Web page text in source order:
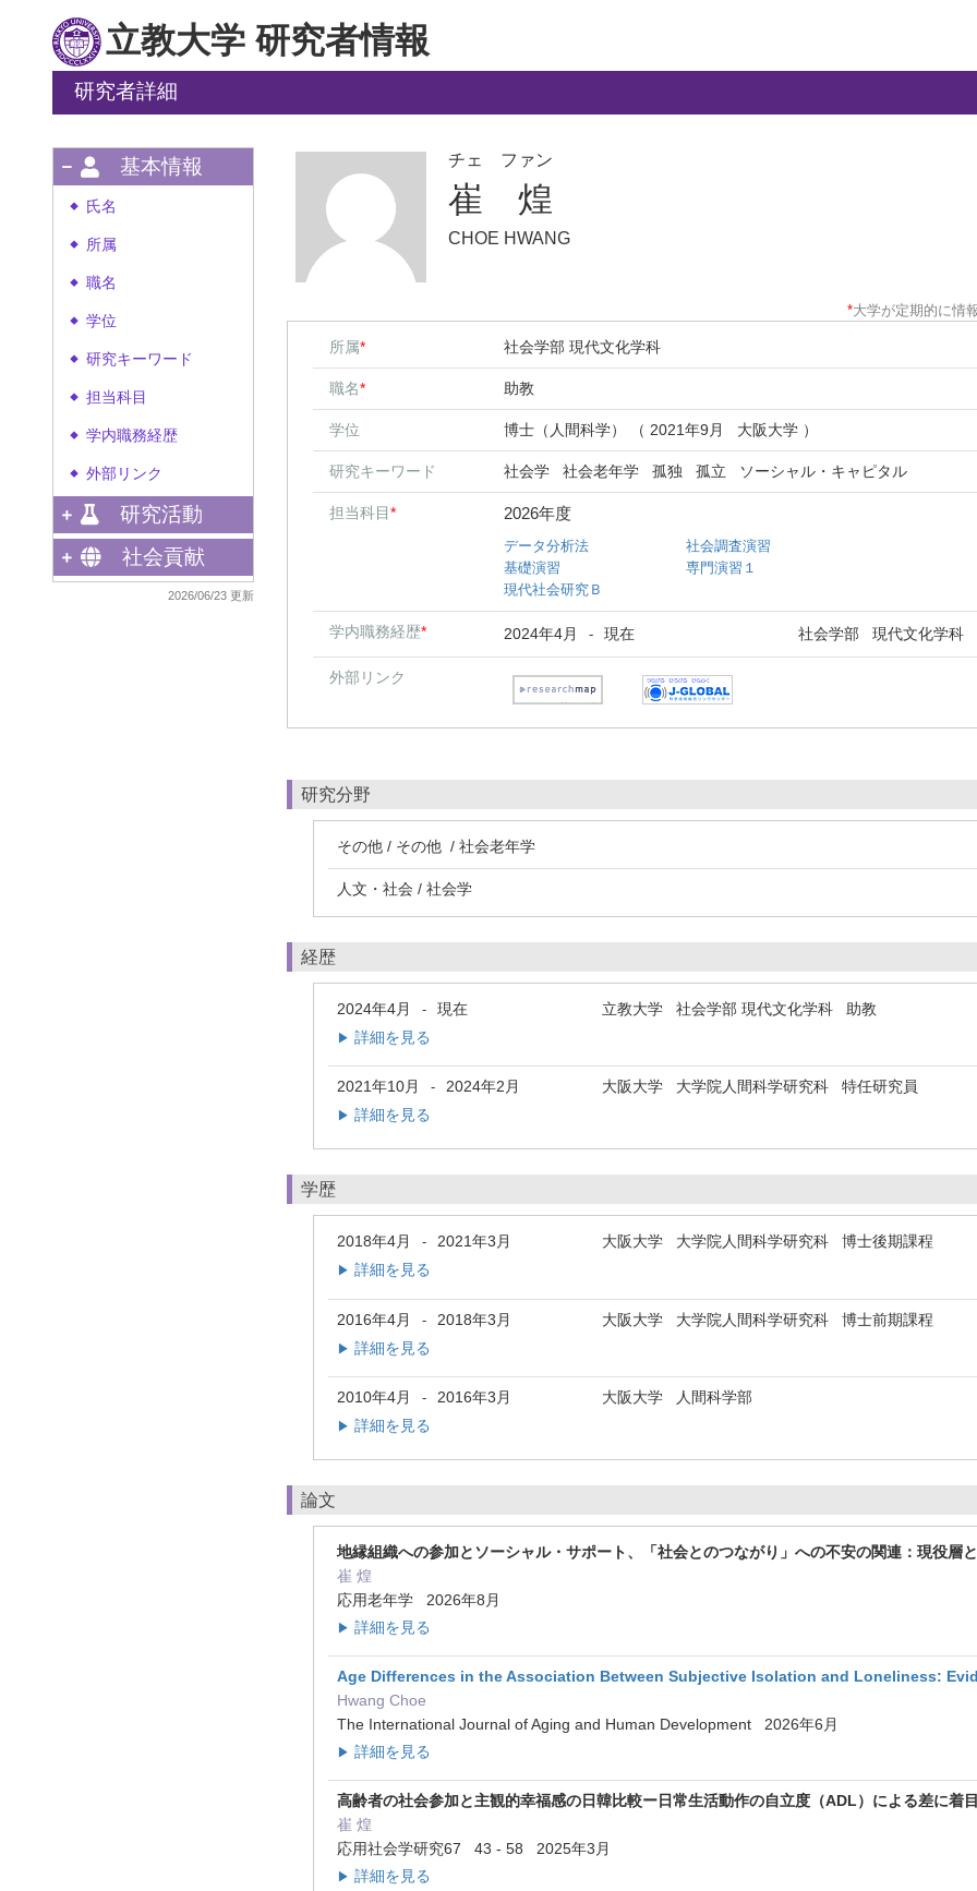
立教大学 研究者情報
研究者詳細
基本情報
◆ 氏名
◆ 所属
◆ 職名
◆ 学位
◆ 研究キーワード
◆ 担当科目
◆ 学内職務経歴
◆ 外部リンク
研究活動
社会貢献
2026/06/23 更新
チェ ファン
崔 煌
CHOE HWANG
*大学が定期的に情
所属* 社会学部 現代文化学科
職名* 助教
学位 博士（人間科学） （ 2021年9月 大阪大学 ）
研究キーワード 社会学 社会老年学 孤独 孤立 ソーシャル・キャピタル
担当科目* 2026年度
データ分析法
基礎演習
現代社会研究Ｂ
社会調査演習
専門演習１
学内職務経歴* 2024年4月 - 現在 社会学部 現代文化学科
外部リンク
研究分野
その他 / その他 / 社会老年学
人文・社会 / 社会学
経歴
2024年4月 - 現在 立教大学 社会学部 現代文化学科 助教
▶ 詳細を見る
2021年10月 - 2024年2月 大阪大学 大学院人間科学研究科 特任研究員
▶ 詳細を見る
学歴
2018年4月 - 2021年3月 大阪大学 大学院人間科学研究科 博士後期課程
▶ 詳細を見る
2016年4月 - 2018年3月 大阪大学 大学院人間科学研究科 博士前期課程
▶ 詳細を見る
2010年4月 - 2016年3月 大阪大学 人間科学部
▶ 詳細を見る
論文
地縁組織への参加とソーシャル・サポート、「社会とのつながり」への不安の関連：現役層
崔 煌
応用老年学 2026年8月
▶ 詳細を見る
Age Differences in the Association Between Subjective Isolation and Loneliness:
Hwang Choe
The International Journal of Aging and Human Development 2026年6月
▶ 詳細を見る
高齢者の社会参加と主観的幸福感の日韓比較ー日常生活動作の自立度（ADL）による差に着
崔 煌
応用社会学研究67 43 - 58 2025年3月
▶ 詳細を見る